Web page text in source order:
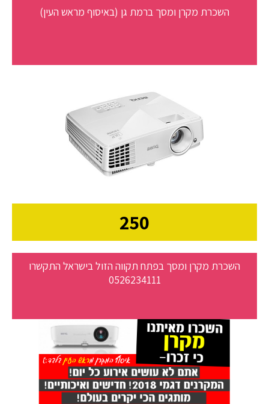
השכרת מקרן ומסך ברמת גן (באיסוף מראש העין)
250
השכרת מקרן ומסך בפתח תקווה הזול בישראל התקשרו
0526234111